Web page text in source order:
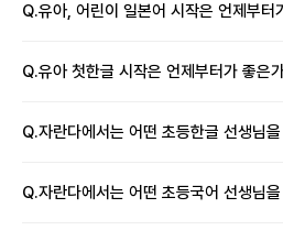
Q.유아, 어린이 일본어 시작은 언제부터
Q.유아 첫한글 시작은 언제부터가 좋은
Q.자란다에서는 어떤 초등한글 선생님
Q.자란다에서는 어떤 초등국어 선생님